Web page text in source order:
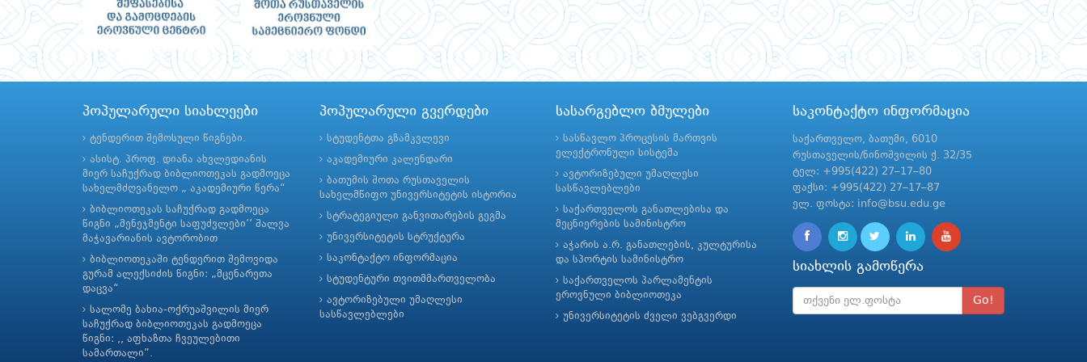
პოპულარული სიახლეები
ტენდერით შემოსული წიგნები.
ასისტ. პროფ. დიანა ახვლედიანის
მიერ საჩუქრად ბიბლიოთეკას გადმოეცა
სახელმძღვანელო „ აკადემიური წერა“
ბიბლიოთეკას საჩუქრად გადმოეცა
წიგნი „მენეჯმენტი საფუძვლები’’ შალვა
მაჭავარიანის ავტორობით
ბიბლიოთეკაში ტენდერით შემოვიდა
გურამ ალექსიძის წიგნი: „მცენარეთა
დაცვა“
სალომე ბახია-ოქრუაშვილის მიერ
საჩუქრად ბიბლიოთეკას გადმოეცა
წიგნი: ,, აფხაზთა ჩვეულებითი
სამართალი”.
პოპულარული გვერდები
სტუდენტთა გზამკვლევი
აკადემიური კალენდარი
ბათუმის შოთა რუსთაველის
სახელმწიფო უნივერსიტეტის ისტორია
სტრატეგიული განვითარების გეგმა
უნივერსიტეტის სტრუქტურა
საკონტაქტო ინფორმაცია
სტუდენტური თვითმმართველობა
ავტორიზებული უმაღლესი
სასწავლებლები
სასარგებლო ბმულები
სასწავლო პროცესის მართვის
ელექტრონული სისტემა
ავტორიზებული უმაღლესი
სასწავლებლები
საქართველოს განათლებისა და
მეცნიერების სამინისტრო
აჭარის ა.რ. განათლების, კულტურისა
და სპორტის სამინისტრო
საქართველოს პარლამენტის
ეროვნული ბიბლიოთეკა
უნივერსიტეტის ძველი ვებგვერდი
საკონტაქტო ინფორმაცია
საქართველო, ბათუმი, 6010
რუსთაველის/ნინოშვილის ქ. 32/35
ტელ: +995(422) 27–17–80
ფაქსი: +995(422) 27–17–87
ელ. ფოსტა: info@bsu.edu.ge
სიახლის გამოწერა
Go!